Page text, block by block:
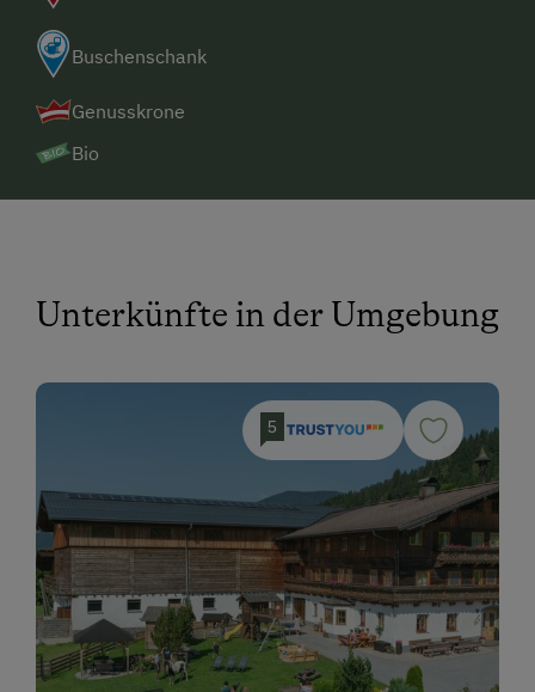
Buschenschank
Genusskrone
Bio
Unterkünfte in der Umgebung
5